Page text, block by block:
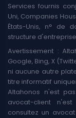
Services fournis
Uni, Companies
États-Unis, n° de
structure
Avertissement :
Google, Bing, X
ni aucune autre
titre informatif
Altahonos n'est
avocat-client
consultez un